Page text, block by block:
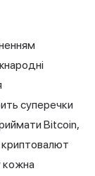
суперечки
Bitcoin,
криптовалют
кожна